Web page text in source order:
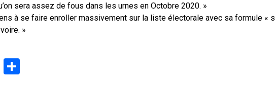
sera assez de fous dans les urnes en Octobre 2020. »
à se faire enroller massivement sur la liste électorale avec sa formule « s
»
Telegram